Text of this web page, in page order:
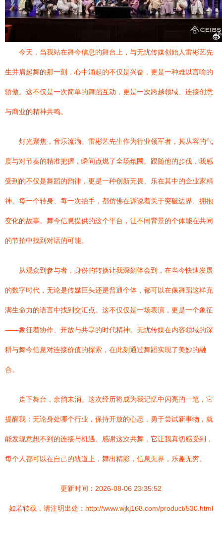
今天，当我站在舞今信息的舞台上，与无忧传媒创始人雷彬艺先
生并肩起舞的那一刻，心中涌起的不仅是兴奋，更是一种难以言喻的
骄傲。这不仅是一次简单的舞蹈互动，更是一次跨越领域、连接创意
与商业的精神共鸣。
灯光聚焦，音乐流淌。雷彬艺先生作为行业领军者，其从容的气
度与对节奏的精准把握，瞬间点燃了全场氛围。跟随他的步伐，我感
受到的不仅是舞蹈的韵律，更是一种创新无畏、乐在其中的企业家精
神。每一个转身、每一次抬手，都仿佛在诉说着关于突破边界、拥抱
变化的故事。舞今信息提供的这个平台，让不同背景的个体能在共同
的节拍中找到对话的可能。
从观众到参与者，身份的转换让我深刻体会到，在当今快速发展
的数字时代，无论是传媒巨头还是普通个体，都可以在像舞蹈这样充
满生命力的语言中找到交汇点。这不仅仅是一场表演，更是一个象征
——象征着协作、开放与共享的时代精神。无忧传媒在内容领域的深
耕与舞今信息对连接价值的探索，在此刻通过舞蹈实现了美妙的融
合。
走下舞台，余韵未消。这次经历将成为我记忆中闪亮的一笔，它
提醒我：无论身处哪个行业，保持开放的心态，勇于尝试新事物，就
能发现意想不到的连接与机遇。感谢这次共舞，它让我真切感受到，
每个人都可以在自己的轨道上，舞出精彩，信息无界，乐趣无穷。
更新时间：2026-08-06 23:35:52
如若转载，请注明出处：http://www.wjkj168.com/product/530.html